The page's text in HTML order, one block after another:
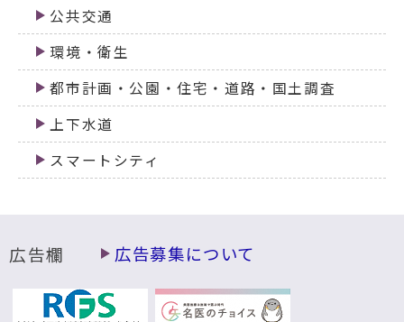
公共交通
環境・衛生
都市計画・公園・住宅・道路・国土調査
上下水道
スマートシティ
広告欄 広告募集について